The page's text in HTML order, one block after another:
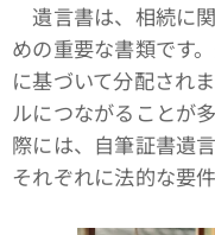
遺言書は、相続に
めの重要な書類です
に基づいて分配され
ルにつながることが
際には、自筆証書遺
それぞれに法的な要